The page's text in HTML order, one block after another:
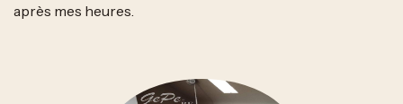
après mes heures.